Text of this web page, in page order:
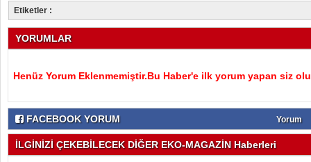
Etiketler :
YORUMLAR
Henüz Yorum Eklenmemiştir.Bu Haber'e ilk yorum yapan siz
FACEBOOK YORUM Yorum
İLGİNİZİ ÇEKEBİLECEK DİĞER EKO-MAGAZİN Haberleri